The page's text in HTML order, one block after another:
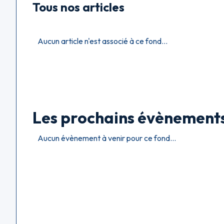
Tous nos articles
Aucun article n'est associé à ce fond...
Les prochains
Aucun évènement à venir pour ce fond...